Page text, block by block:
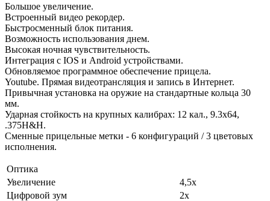
Большое увеличение.
Встроенный видео рекордер.
Быстросменный блок питания.
Возможность использования днем.
Высокая ночная чувствительность.
Интеграция c IOS и Android устройствами.
Обновляемое программное обеспечение прицела.
Youtube. Прямая видеотрансляция и запись в Интернет.
Привычная установка на оружие на стандартные кольца 30
мм.
Ударная стойкость на крупных калибрах: 12 кал., 9.3x64,
.375H&H.
Сменные прицельные метки - 6 конфигураций / 3 цветовых
исполнения.
Оптика
Увеличение
4,5x
Цифровой зум
2x